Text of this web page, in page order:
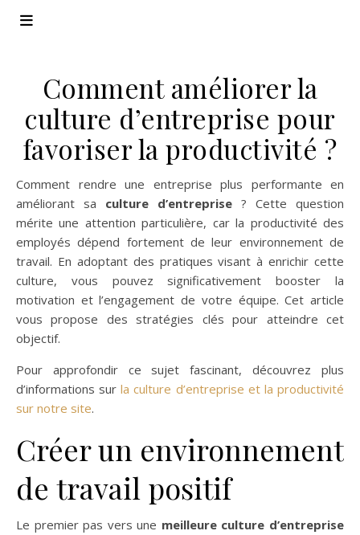
Comment améliorer la
culture d’entreprise pour
favoriser la productivité ?
Comment rendre une entreprise plus performante en
améliorant sa culture d’entreprise ? Cette question
mérite une attention particulière, car la productivité des
employés dépend fortement de leur environnement de
travail. En adoptant des pratiques visant à enrichir cette
culture, vous pouvez significativement booster la
motivation et l’engagement de votre équipe. Cet article
vous propose des stratégies clés pour atteindre cet
objectif.
Pour approfondir ce sujet fascinant, découvrez plus
d’informations surla culture d’entreprise et la productivité
sur notre site.
Créer un environnement
de travail positif
Le premier pas vers une meilleure culture d’entreprise